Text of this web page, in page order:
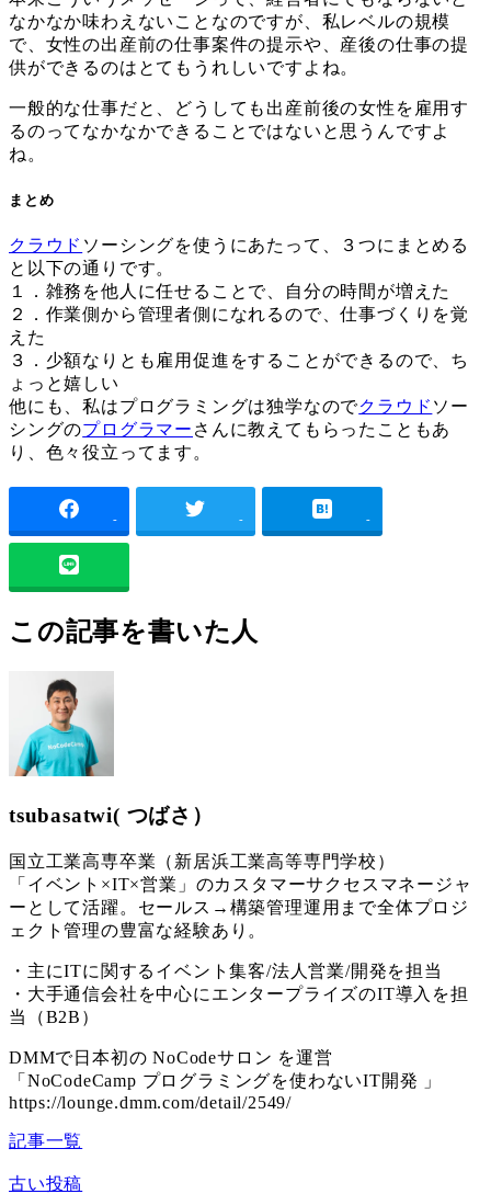
なかなか味わえないことなのですが、私レベルの規模
で、女性の出産前の仕事案件の提示や、産後の仕事の提
供ができるのはとてもうれしいですよね。
一般的な仕事だと、どうしても出産前後の女性を雇用す
るのってなかなかできることではないと思うんですよ
ね。
まとめ
クラウド ソーシングを使うにあたって、３つにまとめる
と以下の通りです。
１．雑務を他人に任せることで、自分の時間が増えた
２．作業側から管理者側になれるので、仕事づくりを覚
えた
３．少額なりとも雇用促進をすることができるので、ち
ょっと嬉しい
他にも、私はプログラミングは独学なのでクラウド ソー
シングのプログラマー さんに教えてもらったこともあ
り、色々役立ってます。
- - -
この記事を書いた人
tsubasatwi( つばさ）
国立工業高専卒業（新居浜工業高等専門学校）
「イベント×IT×営業」のカスタマーサクセスマネージャ
ーとして活躍。セールス→構築管理運用まで全体プロジ
ェクト管理の豊富な経験あり。
・主にITに関するイベント集客/法人営業/開発を担当
・大手通信会社を中心にエンタープライズのIT導入を担
当（B2B）
DMMで日本初の NoCodeサロン を運営
「NoCodeCamp プログラミングを使わないIT開発 」
https://lounge.dmm.com/detail/2549/
記事一覧
古い投稿